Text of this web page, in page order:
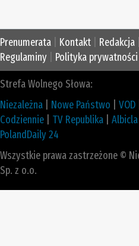
Prenumerata Kontakt Redakcja
Regulaminy
Polityka prywatności
Strefa Wolnego Słowa:
Niezależna
Nowe Państwo VOD
Codziennie
TV Republika Albicla
PolandDaily 24
Wszystkie prawa zastrzeżone ©
Sp. z o.o.